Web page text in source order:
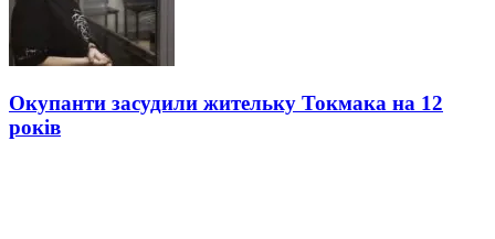
Окупанти засудили жительку Токмака на 12
років